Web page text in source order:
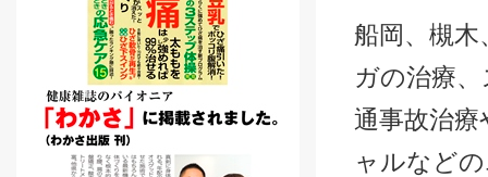
船岡、槻
ガの治療
通事故治
ャルなど